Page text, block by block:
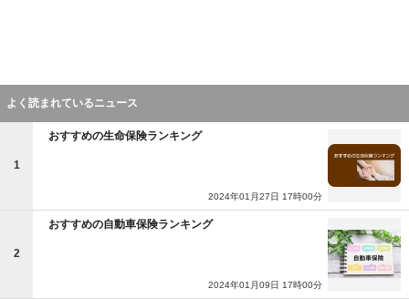
よく読まれているニュース
1
おすすめの生命保険ランキング
2024年01月27日 17時00分
2
おすすめの自動車保険ランキング
2024年01月09日 17時00分